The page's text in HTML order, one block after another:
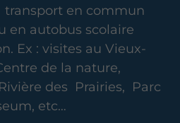
en commun
en autobus scolaire
Ex : visites au Vieux-
de la nature,
des Prairies, Parc
etc…